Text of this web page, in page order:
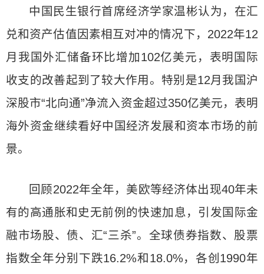
中国民生银行首席经济学家温彬认为，在汇
兑和资产估值因素相互对冲的情况下，2022年12
月我国外汇储备环比增加102亿美元，表明国际
收支的改善起到了较大作用。特别是12月我国沪
深股市“北向通”净流入资金超过350亿美元，表明
海外资金继续看好中国经济发展和资本市场的前
景。
回顾2022年全年，美欧等经济体出现40年未
有的高通胀和史无前例的快速加息，引发国际金
融市场股、债、汇“三杀”。全球债券指数、股票
指数全年分别下跌16.2%和18.0%，各创1990年